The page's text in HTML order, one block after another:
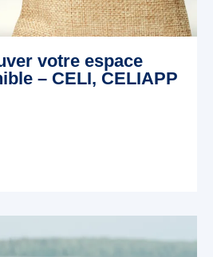
votre espace
– CELI, CELIAPP